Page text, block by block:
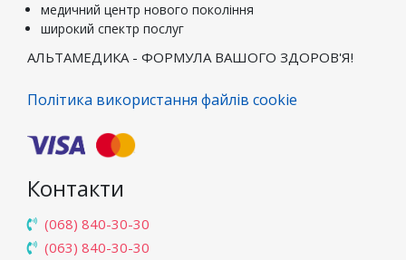
медичний центр нового покоління
широкий спектр послуг
АЛЬТАМЕДИКА - ФОРМУЛА ВАШОГО ЗДОРОВ'Я!
Політика використання файлів cookie
Контакти
(068) 840-30-30
(063) 840-30-30